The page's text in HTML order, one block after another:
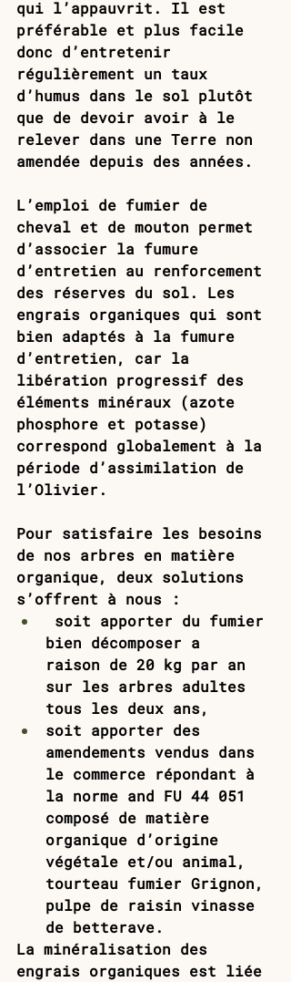
qui l’appauvrit. Il est
préférable et plus facile
donc d’entretenir
régulièrement un taux
d’humus dans le sol plutôt
que de devoir avoir à le
relever dans une Terre non
amendée depuis des années.
L’emploi de fumier de
cheval et de mouton permet
d’associer la fumure
d’entretien au renforcement
des réserves du sol. Les
engrais organiques qui sont
bien adaptés à la fumure
d’entretien, car la
libération progressif des
éléments minéraux (azote
phosphore et potasse)
correspond globalement à la
période d’assimilation de
l’Olivier.
Pour satisfaire les besoins
de nos arbres en matière
organique, deux solutions
s’offrent à nous :
soit apporter du fumier
bien décomposer a
raison de 20 kg par an
sur les arbres adultes
tous les deux ans,
soit apporter des
amendements vendus dans
le commerce répondant à
la norme and FU 44 051
composé de matière
organique d’origine
végétale et/ou animal,
tourteau fumier Grignon,
pulpe de raisin vinasse
de betterave.
La minéralisation des
engrais organiques est liée